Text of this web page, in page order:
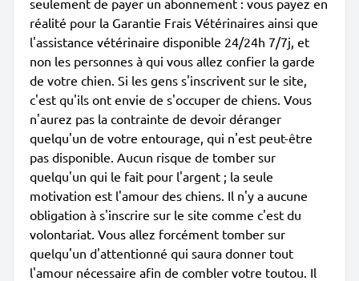
seulement de payer un abonnement : vous payez en
réalité pour la Garantie Frais Vétérinaires ainsi que
l'assistance vétérinaire disponible 24/24h 7/7j, et
non les personnes à qui vous allez confier la garde
de votre chien. Si les gens s'inscrivent sur le site,
c'est qu'ils ont envie de s'occuper de chiens. Vous
n'aurez pas la contrainte de devoir déranger
quelqu'un de votre entourage, qui n'est peut-être
pas disponible. Aucun risque de tomber sur
quelqu'un qui le fait pour l'argent ; la seule
motivation est l'amour des chiens. Il n'y a aucune
obligation à s'inscrire sur le site comme c'est du
volontariat. Vous allez forcément tomber sur
quelqu'un d'attentionné qui saura donner tout
l'amour nécessaire afin de combler votre toutou. Il